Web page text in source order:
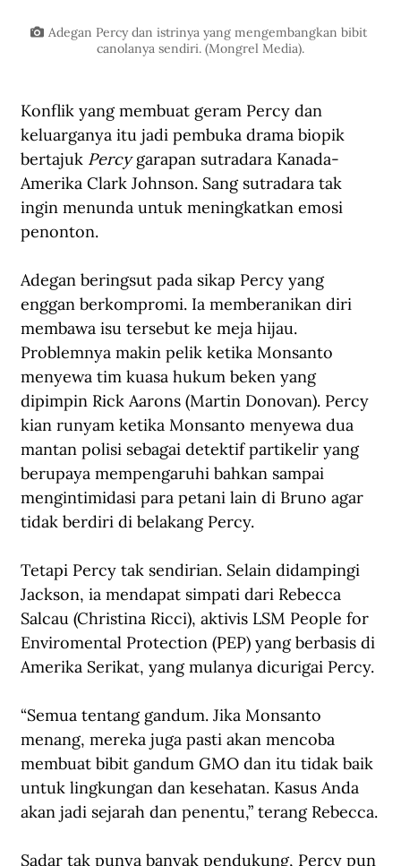
Adegan Percy dan istrinya yang mengembangkan bibit
canolanya sendiri. (Mongrel Media).
Konflik yang membuat geram Percy dan
keluarganya itu jadi pembuka drama biopik
bertajuk Percy garapan sutradara Kanada-
Amerika Clark Johnson. Sang sutradara tak
ingin menunda untuk meningkatkan emosi
penonton.
Adegan beringsut pada sikap Percy yang
enggan berkompromi. Ia memberanikan diri
membawa isu tersebut ke meja hijau.
Problemnya makin pelik ketika Monsanto
menyewa tim kuasa hukum beken yang
dipimpin Rick Aarons (Martin Donovan). Percy
kian runyam ketika Monsanto menyewa dua
mantan polisi sebagai detektif partikelir yang
berupaya mempengaruhi bahkan sampai
mengintimidasi para petani lain di Bruno agar
tidak berdiri di belakang Percy.
Tetapi Percy tak sendirian. Selain didampingi
Jackson, ia mendapat simpati dari Rebecca
Salcau (Christina Ricci), aktivis LSM People for
Enviromental Protection (PEP) yang berbasis di
Amerika Serikat, yang mulanya dicurigai Percy.
“Semua tentang gandum. Jika Monsanto
menang, mereka juga pasti akan mencoba
membuat bibit gandum GMO dan itu tidak baik
untuk lingkungan dan kesehatan. Kasus Anda
akan jadi sejarah dan penentu,” terang Rebecca.
Sadar tak punya banyak pendukung, Percy pun